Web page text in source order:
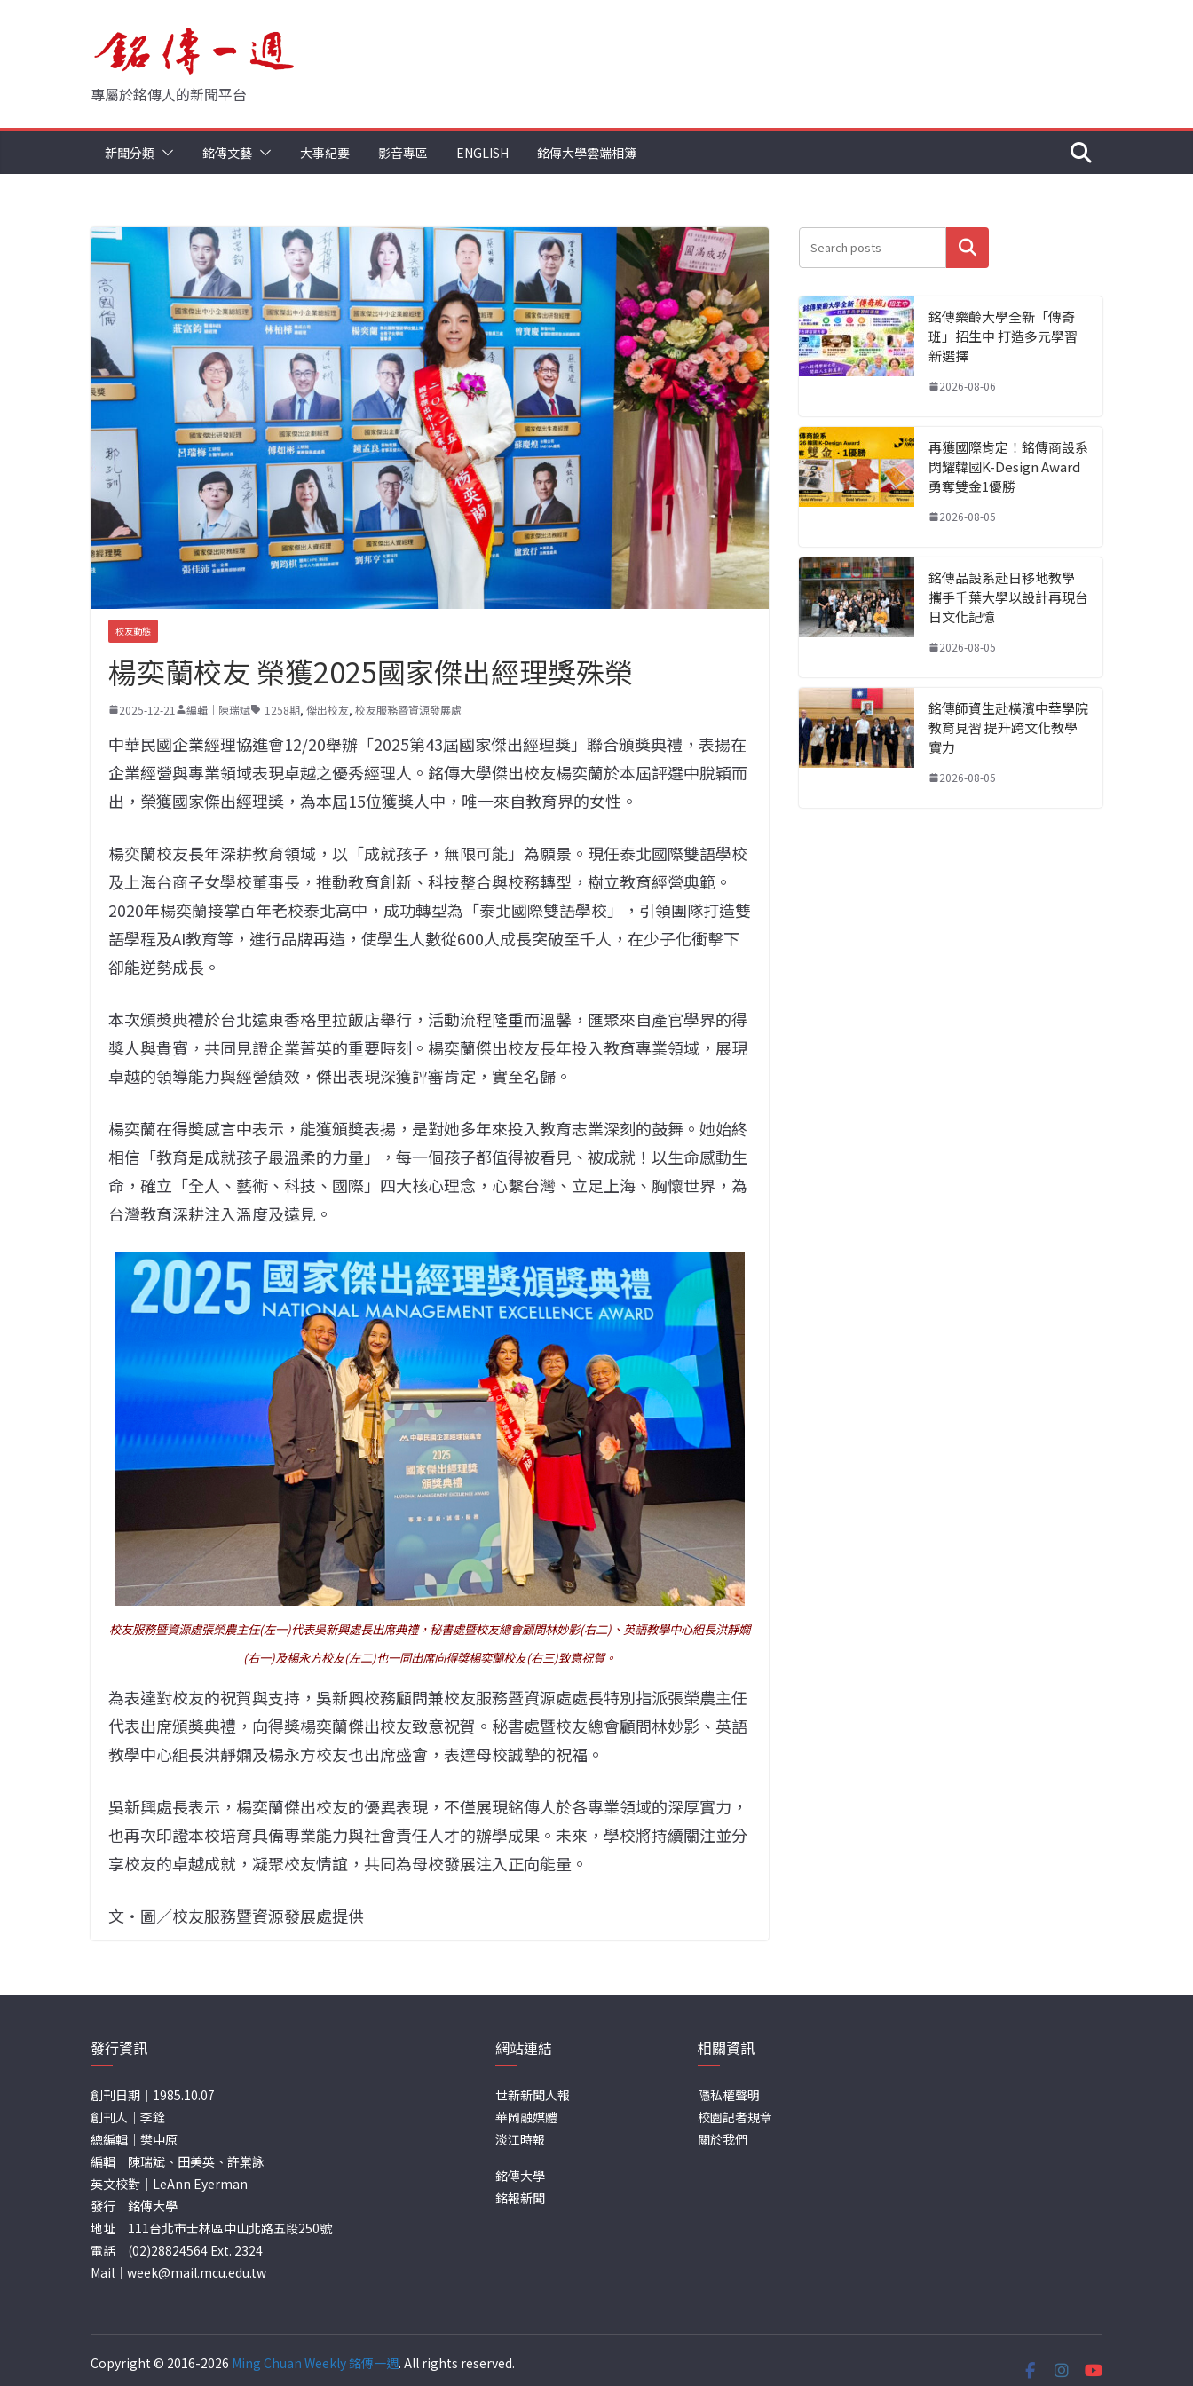
專屬於銘傳人的新聞平台
新聞分類 銘傳文藝 大事紀要 影音專區 ENGLISH 銘傳大學雲端相簿
校友動態
楊奕蘭校友 榮獲2025國家傑出經理獎殊榮
2025-12-21 編輯｜陳瑞斌 1258期, 傑出校友, 校友服務暨資源發展處
中華民國企業經理協進會12/20舉辦「2025第43屆國家傑出經理獎」聯合頒獎典禮，表揚在
企業經營與專業領域表現卓越之優秀經理人。銘傳大學傑出校友楊奕蘭於本屆評選中脫穎而
出，榮獲國家傑出經理獎，為本屆15位獲獎人中，唯一來自教育界的女性。
楊奕蘭校友長年深耕教育領域，以「成就孩子，無限可能」為願景。現任泰北國際雙語學校
及上海台商子女學校董事長，推動教育創新、科技整合與校務轉型，樹立教育經營典範。
2020年楊奕蘭接掌百年老校泰北高中，成功轉型為「泰北國際雙語學校」，引領團隊打造雙
語學程及AI教育等，進行品牌再造，使學生人數從600人成長突破至千人，在少子化衝擊下
卻能逆勢成長。
本次頒獎典禮於台北遠東香格里拉飯店舉行，活動流程隆重而溫馨，匯聚來自產官學界的得
獎人與貴賓，共同見證企業菁英的重要時刻。楊奕蘭傑出校友長年投入教育專業領域，展現
卓越的領導能力與經營績效，傑出表現深獲評審肯定，實至名歸。
楊奕蘭在得奬感言中表示，能獲頒奬表揚，是對她多年來投入教育志業深刻的鼓舞。她始終
相信「教育是成就孩子最溫柔的力量」，每一個孩子都值得被看見、被成就！以生命感動生
命，確立「全人、藝術、科技、國際」四大核心理念，心繫台灣、立足上海、胸懷世界，為
台灣教育深耕注入溫度及遠見。
校友服務暨資源處張榮農主任(左一)代表吳新興處長出席典禮，秘書處暨校友總會顧問林妙影(右二)、英語教學中心組長洪靜嫻
(右一)及楊永方校友(左二)也一同出席向得獎楊奕蘭校友(右三)致意祝賀。
為表達對校友的祝賀與支持，吳新興校務顧問兼校友服務暨資源處處長特別指派張榮農主任
代表出席頒獎典禮，向得獎楊奕蘭傑出校友致意祝賀。秘書處暨校友總會顧問林妙影、英語
教學中心組長洪靜嫻及楊永方校友也出席盛會，表達母校誠摯的祝福。
吳新興處長表示，楊奕蘭傑出校友的優異表現，不僅展現銘傳人於各專業領域的深厚實力，
也再次印證本校培育具備專業能力與社會責任人才的辦學成果。未來，學校將持續關注並分
享校友的卓越成就，凝聚校友情誼，共同為母校發展注入正向能量。
文・圖／校友服務暨資源發展處提供
搜尋
銘傳樂齡大學全新「傳奇
班」招生中 打造多元學習
新選擇
2026-08-06
再獲國際肯定！銘傳商設系
閃耀韓國K-Design Award
勇奪雙金1優勝
2026-08-05
銘傳品設系赴日移地教學
攜手千葉大學以設計再現台
日文化記憶
2026-08-05
銘傳師資生赴橫濱中華學院
教育見習 提升跨文化教學
實力
2026-08-05
發行資訊
創刊日期｜1985.10.07
創刊人｜李銓
總編輯｜樊中原
編輯｜陳瑞斌、田美英、許棠詠
英文校對｜LeAnn Eyerman
發行｜銘傳大學
地址｜111台北市士林區中山北路五段250號
電話｜(02)28824564 Ext. 2324
Mail｜ week@mail.mcu.edu.tw
網站連結
世新新聞人報
華岡融媒體
淡江時報
銘傳大學
銘報新聞
相關資訊
隱私權聲明
校園記者規章
關於我們
Copyright © 2016-2026 Ming Chuan Weekly 銘傳一週. All rights reserved.